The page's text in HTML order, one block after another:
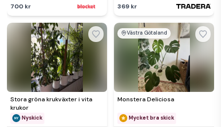
700 kr 369 kr
Stora gröna krukväxter i vita
krukor
Nyskick
Västra Götaland
Monstera Deliciosa
Mycket bra skick